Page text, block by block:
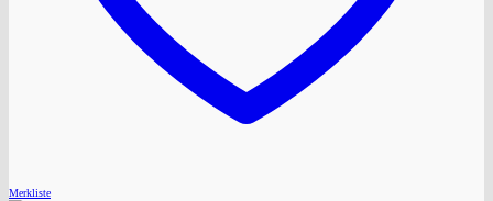
Merkliste